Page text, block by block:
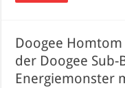
Doogee
der Doogee
Energiemonster